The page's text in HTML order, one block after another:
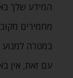
המידע שלך
מחמירים
במטרה למנוע
עם זאת‚ אין